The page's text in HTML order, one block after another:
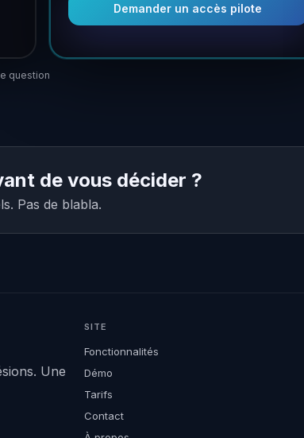
Demander un accès pilote
question
de vous décider ?
Pas de blabla.
Une
SITE
Fonctionnalités
Démo
Tarifs
Contact